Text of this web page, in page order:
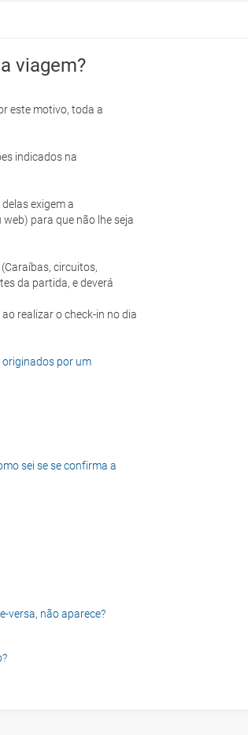
viagem?
este motivo, toda a
indicados na
exigem a
para que não lhe seja
(Caraíbas, circuitos,
da partida, e deverá
originados por um
sei se se confirma a
versa, não aparece?